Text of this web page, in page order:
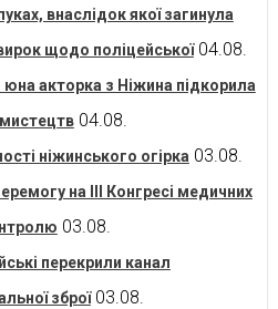
внаслідок якої загинула
щодо поліцейської 04.08.
юна акторка з Ніжина підкорила
04.08.
ніжинського огірка 03.08.
на ІІІ Конгресі медичних
03.08.
перекрили канал
зброї 03.08.